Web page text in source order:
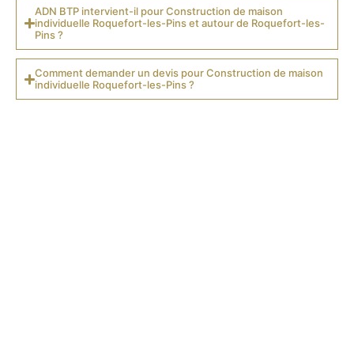
ADN BTP intervient-il pour Construction de maison
individuelle Roquefort-les-Pins et autour de Roquefort-les-
Pins ?
Comment demander un devis pour Construction de maison
individuelle Roquefort-les-Pins ?